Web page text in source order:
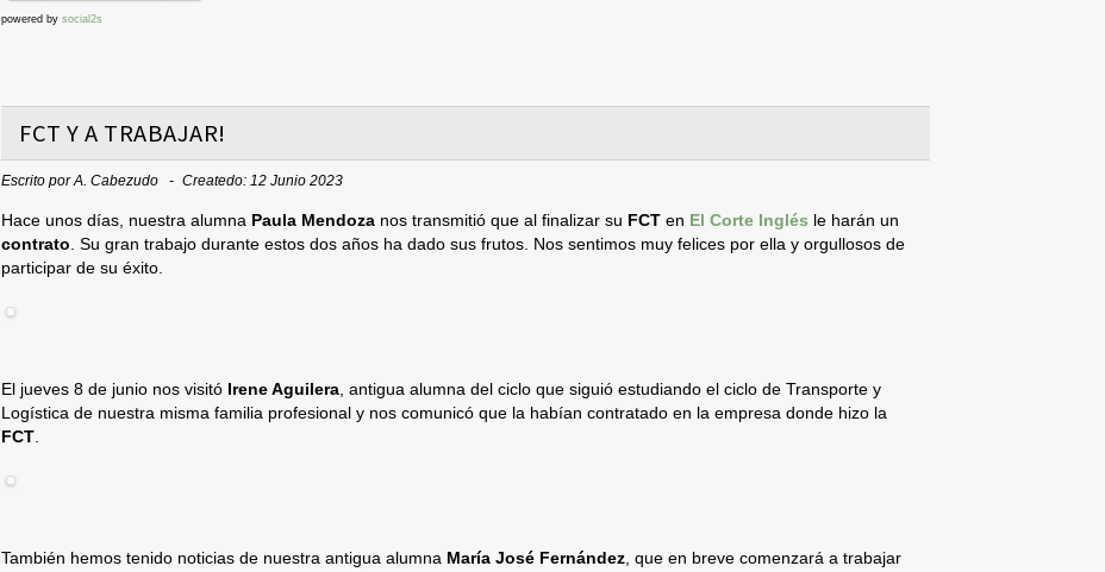
powered by social2s
FCT Y A TRABAJAR!
Escrito porA. Cabezudo Createdo: 12 Junio 2023
Hace unos días, nuestra alumna Paula Mendoza nos transmitió que al finalizar su FCT en El Corte Inglés le harán un
contrato. Su gran trabajo durante estos dos años ha dado sus frutos. Nos sentimos muy felices por ella y orgullosos de
participar de su éxito.
El jueves 8 de junio nos visitó Irene Aguilera, antigua alumna del ciclo que siguió estudiando el ciclo de Transporte y
Logística de nuestra misma familia profesional y nos comunicó que la habían contratado en la empresa donde hizo la
FCT.
También hemos tenido noticias de nuestra antigua alumna María José Fernández, que en breve comenzará a trabajar